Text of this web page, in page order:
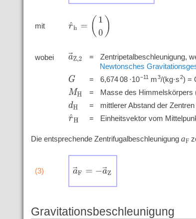
mit
(1 0)
wobei a→Z 2=
Zentripetalbeschleunigung,
Newtonsches
G
= 6,674 08 ·10−11 m3/(kg·s2) =
MH =
Masse des Himmelskörpers
dH =
mittlerer Abstand der
r^H = Einheitsvektor vom
Die entsprechende ZentrifugalbeschleunigungaF
(3) a→ F= −a→Z
Gravitationsbeschleunigung